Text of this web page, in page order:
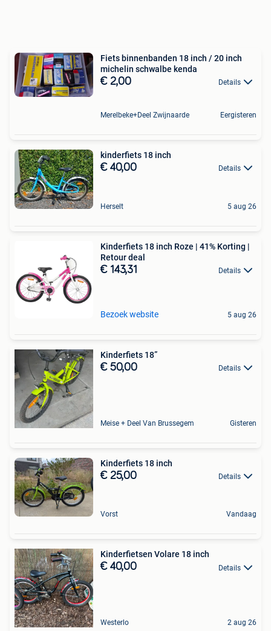
Fiets binnenbanden 18 inch / 20 inch
michelin schwalbe kenda
€ 2,00 Details
Merelbeke+Deel Zwijnaarde Eergisteren
kinderfiets 18 inch
€ 40,00 Details
Herselt 5 aug 26
Kinderfiets 18 inch Roze | 41% Korting |
Retour deal
€ 143,31 Details
Bezoek website 5 aug 26
Kinderfiets 18”
€ 50,00 Details
Meise + Deel Van Brussegem Gisteren
Kinderfiets 18 inch
€ 25,00 Details
Vorst Vandaag
Kinderfietsen Volare 18 inch
€ 40,00 Details
Westerlo 2 aug 26